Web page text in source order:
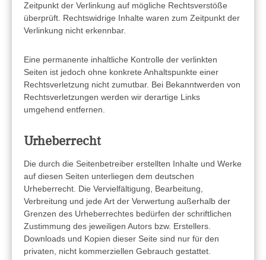
Zeitpunkt der Verlinkung auf mögliche Rechtsverstöße
überprüft. Rechtswidrige Inhalte waren zum Zeitpunkt der
Verlinkung nicht erkennbar.
Eine permanente inhaltliche Kontrolle der verlinkten
Seiten ist jedoch ohne konkrete Anhaltspunkte einer
Rechtsverletzung nicht zumutbar. Bei Bekanntwerden von
Rechtsverletzungen werden wir derartige Links
umgehend entfernen.
Urheberrecht
Die durch die Seitenbetreiber erstellten Inhalte und Werke
auf diesen Seiten unterliegen dem deutschen
Urheberrecht. Die Vervielfältigung, Bearbeitung,
Verbreitung und jede Art der Verwertung außerhalb der
Grenzen des Urheberrechtes bedürfen der schriftlichen
Zustimmung des jeweiligen Autors bzw. Erstellers.
Downloads und Kopien dieser Seite sind nur für den
privaten, nicht kommerziellen Gebrauch gestattet.